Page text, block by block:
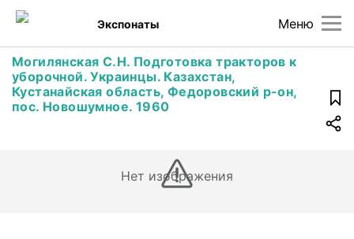
Меню
Экспонаты
Могилянская С.Н. Подготовка тракторов к
уборочной. Украинцы. Казахстан,
Кустанайская область, Федоровский р-он,
пос. Новошумное. 1960
Нет изображения